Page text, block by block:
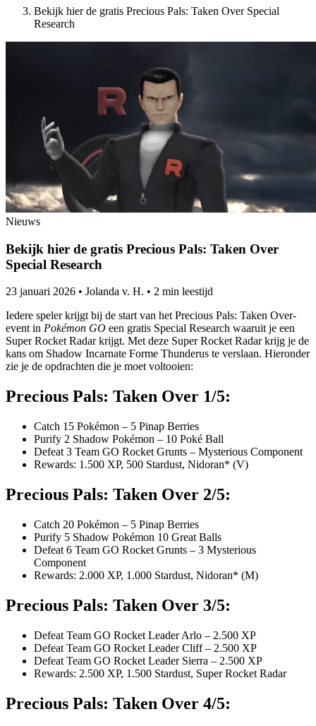
Bekijk hier de gratis Precious Pals: Taken Over Special
Research
Nieuws
Bekijk hier de gratis Precious Pals: Taken Over
Special Research
23 januari 2026 • Jolanda v. H. • 2 min leestijd
Iedere speler krijgt bij de start van het Precious Pals: Taken Over-
event in Pokémon GO een gratis Special Research waaruit je een
Super Rocket Radar krijgt. Met deze Super Rocket Radar krijg je de
kans om Shadow Incarnate Forme Thunderus te verslaan. Hieronder
zie je de opdrachten die je moet voltooien:
Precious Pals: Taken Over 1/5:
Catch 15 Pokémon – 5 Pinap Berries
Purify 2 Shadow Pokémon – 10 Poké Ball
Defeat 3 Team GO Rocket Grunts – Mysterious Component
Rewards: 1.500 XP, 500 Stardust, Nidoran* (V)
Precious Pals: Taken Over 2/5:
Catch 20 Pokémon – 5 Pinap Berries
Purify 5 Shadow Pokémon 10 Great Balls
Defeat 6 Team GO Rocket Grunts – 3 Mysterious
Component
Rewards: 2.000 XP, 1.000 Stardust, Nidoran* (M)
Precious Pals: Taken Over 3/5:
Defeat Team GO Rocket Leader Arlo – 2.500 XP
Defeat Team GO Rocket Leader Cliff – 2.500 XP
Defeat Team GO Rocket Leader Sierra – 2.500 XP
Rewards: 2.500 XP, 1.500 Stardust, Super Rocket Radar
Precious Pals: Taken Over 4/5: